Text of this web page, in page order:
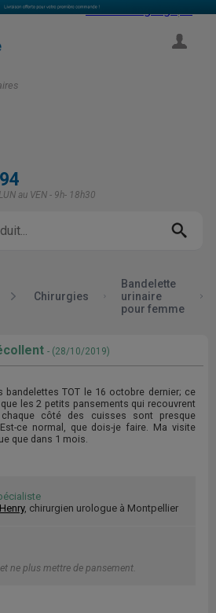
Select Language
au VEN - 9h- 18h30
Chirurgies
Bandelette
urinaire
pour femme
- (28/10/2019)
TOT le 16 octobre dernier; ce
les 2 petits pansements qui recouvrent
côté des cuisses sont presque
ce normal, que dois-je faire. Ma visite
que dans 1 mois.
, chirurgien urologue à Montpellier
ne plus mettre de pansement.